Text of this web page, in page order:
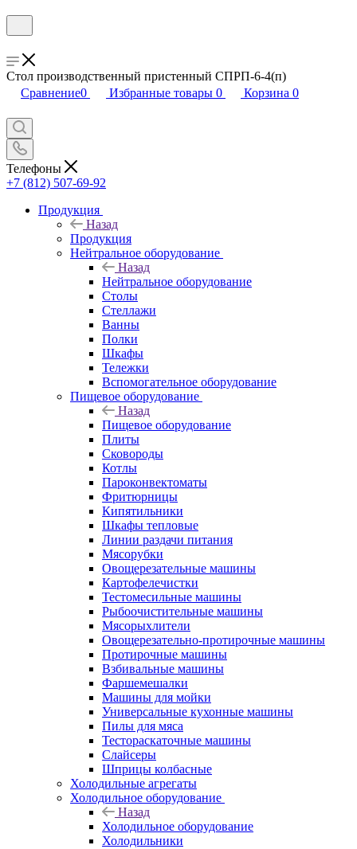
Стол производственный пристенный СПРП-6-4(п)
Сравнение0 Избранные товары 0 Корзина 0
Телефоны
+7 (812) 507-69-92
Продукция
Назад
Продукция
Нейтральное оборудование
Назад
Нейтральное оборудование
Столы
Стеллажи
Ванны
Полки
Шкафы
Тележки
Вспомогательное оборудование
Пищевое оборудование
Назад
Пищевое оборудование
Плиты
Сковороды
Котлы
Пароконвектоматы
Фритюрницы
Кипятильники
Шкафы тепловые
Линии раздачи питания
Мясорубки
Овощерезательные машины
Картофелечистки
Тестомесильные машины
Рыбоочистительные машины
Мясорыхлители
Овощерезательно-протирочные машины
Протирочные машины
Взбивальные машины
Фаршемешалки
Машины для мойки
Универсальные кухонные машины
Пилы для мяса
Тестораскаточные машины
Слайсеры
Шприцы колбасные
Холодильные агрегаты
Холодильное оборудование
Назад
Холодильное оборудование
Холодильники